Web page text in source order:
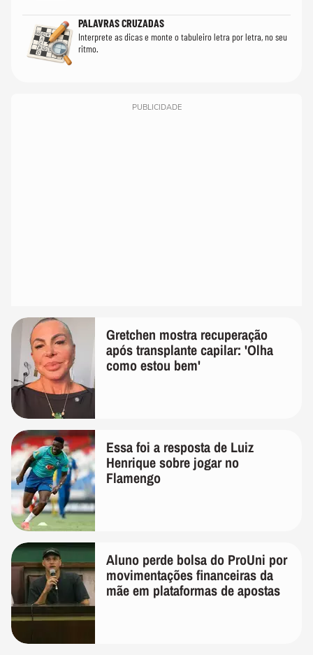
PALAVRAS CRUZADAS
Interprete as dicas e monte o tabuleiro letra por letra, no seu
ritmo.
PUBLICIDADE
Gretchen mostra recuperação
após transplante capilar: 'Olha
como estou bem'
Essa foi a resposta de Luiz
Henrique sobre jogar no
Flamengo
Aluno perde bolsa do ProUni por
movimentações financeiras da
mãe em plataformas de apostas